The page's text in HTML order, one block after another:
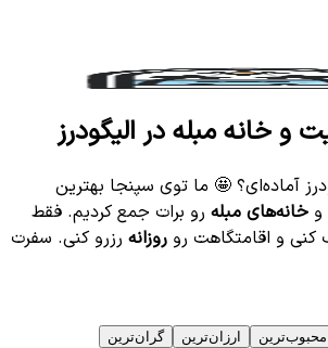
و خانه مبله در الیگودرز
آماده‌ای؟ 🤩 ما توی سپنجا بهترین
و خانه‌های مبله رو برات جمع کردیم. فقط
و اقامتگاهت رو روزانه رزرو کنی. سفرت
محبوب‌ترین ارزان‌ترین گران‌ترین